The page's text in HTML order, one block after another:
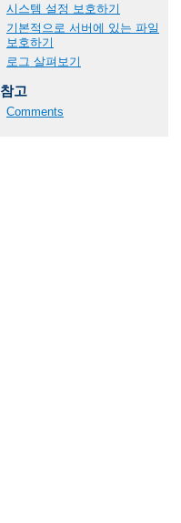
시스템 설정 보호하기
기본적으로 서버에 있는 파일
보호하기
로그 살펴보기
참고
Comments